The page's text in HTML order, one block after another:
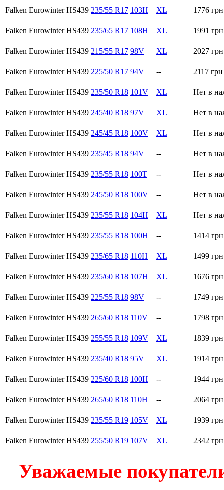
Falken Eurowinter HS439 235/55 R17 103H XL 1776 грн
Falken Eurowinter HS439 235/65 R17 108H XL 1991 грн
Falken Eurowinter HS439 215/55 R17 98V XL 2027 грн
Falken Eurowinter HS439 225/50 R17 94V -- 2117 грн
Falken Eurowinter HS439 235/50 R18 101V XL Нет в
Falken Eurowinter HS439 245/40 R18 97V XL Нет в
Falken Eurowinter HS439 245/45 R18 100V XL Нет в
Falken Eurowinter HS439 235/45 R18 94V -- Нет в
Falken Eurowinter HS439 235/55 R18 100T -- Нет в
Falken Eurowinter HS439 245/50 R18 100V -- Нет в
Falken Eurowinter HS439 235/55 R18 104H XL Нет в
Falken Eurowinter HS439 235/55 R18 100H -- 1414 грн
Falken Eurowinter HS439 235/65 R18 110H XL 1499 грн
Falken Eurowinter HS439 235/60 R18 107H XL 1676 грн
Falken Eurowinter HS439 225/55 R18 98V -- 1749 грн
Falken Eurowinter HS439 265/60 R18 110V -- 1798 грн
Falken Eurowinter HS439 255/55 R18 109V XL 1839 грн
Falken Eurowinter HS439 235/40 R18 95V XL 1914 грн
Falken Eurowinter HS439 225/60 R18 100H -- 1944 грн
Falken Eurowinter HS439 265/60 R18 110H -- 2064 грн
Falken Eurowinter HS439 235/55 R19 105V XL 1939 грн
Falken Eurowinter HS439 255/50 R19 107V XL 2342 грн
Уважаемые